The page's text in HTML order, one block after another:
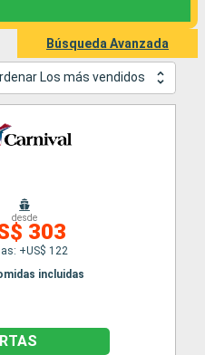
Búsqueda Avanzada
Los más vendidos
desde
303
+US$ 122
incluidas